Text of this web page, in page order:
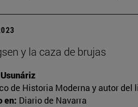
y la caza de brujas
de Historia Moderna y autor del
en: Diario de Navarra